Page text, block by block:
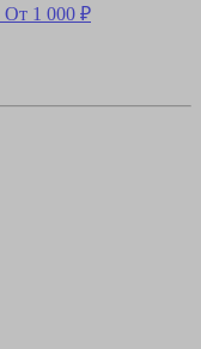
От 1 000 ₽